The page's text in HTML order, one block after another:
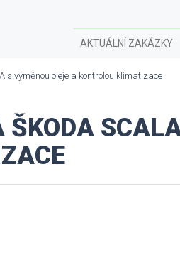
AKTUÁLNÍ ZAKÁZKY
s výměnou oleje a kontrolou klimatizace
ŠKODA